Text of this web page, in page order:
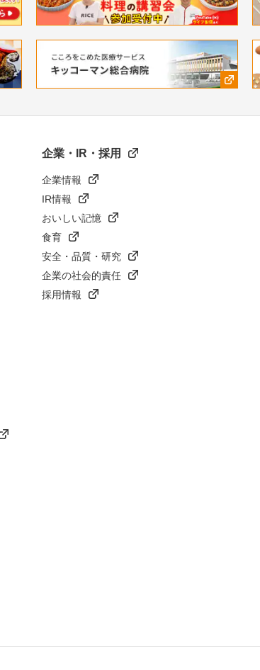
企業・IR・採用
企業情報
IR情報
おいしい記憶
食育
安全・品質・研究
企業の社会的責任
採用情報